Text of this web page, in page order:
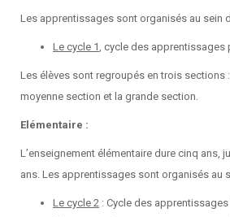
Les apprentissages sont organisés au sein
Le cycle 1, cycle des apprentissages
Les élèves sont regroupés en trois sections
moyenne section et la grande section.
Elémentaire :
L’enseignement élémentaire dure cinq ans,
ans. Les apprentissages sont organisés au
Le cycle 2 : Cycle des